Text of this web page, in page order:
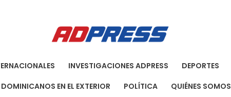
INVESTIGACIONES ADPRESS DEPORTES
DOMINICANOS EN EL EXTERIOR POLÍTICA QUIÉNES SOMOS